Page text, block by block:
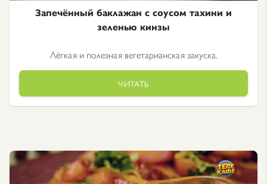
Запечённый баклажан с соусом тахини и
зеленью кинзы
Лёгкая и полезная вегетарианская закуска.
ЧИТАТЬ